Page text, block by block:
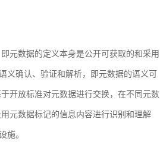
元数据的定义本身是公开可获取的和采用
确认、验证和解析，即元数据的语义可
开放标准对元数据进行交换，在不同元数
元数据标记的信息内容进行识别和理解
施。